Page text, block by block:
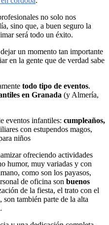
no solo nos
sino que, a buen seguro la
será todo un éxito.
un momento tan importante
en la gente que de verdad sabe
todo tipo de eventos.
en Granada (y Almería,
eventos infantiles: cumpleaños,
con estupendos magos,
niños
ofreciendo actividades
humor, muy variadas y con
como son los payasos,
de oficina son buenos
de la fiesta, el trato con el
también parte de la alta